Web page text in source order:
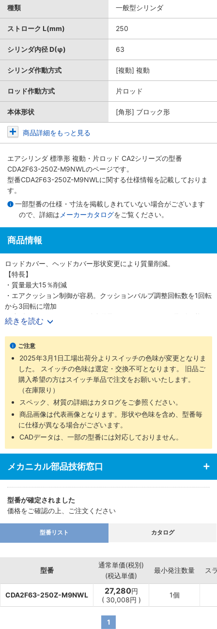
種類 一般型シリンダ
ストローク L(mm) 250
シリンダ内径 D(φ) 63
シリンダ作動方式 [複動] 複動
ロッド作動方式 片ロッド
本体形状 [角形] ブロック形
商品詳細をもっと見る
エアシリンダ 標準形 複動・片ロッド CA2シリーズの型番
CDA2F63-250Z-M9NWLのページです。
型番CDA2F63-250Z-M9NWLに関する仕様情報を記載しておりま
す。
一部型番の仕様・寸法を掲載しきれていない場合がございます
ので、詳細は メーカーカタログをご覧ください。
商品情報
ロッドカバー、ヘッドカバー形状変更により質量削減。
【特長】
・質量最大15％削減
・エアクッション制御が容易。クッションバルブ調整回転数を1回転
から3回転に増加
・小型オートスイッチから耐強磁界オートスイッチまで取付可能
・ロッド先端金具、揺動受け金具付の品番を設定しました
・豊富な取付支持金具
続きを読む
ご注意
2025年3月1日工場出荷分よりスイッチの色味が変更となりま
した。 スイッチの色味は選定・交換不可となります。 旧品ご
購入希望の方はスイッチ単品で注文をお願いいたします。
（在庫限り）
スペック、材質の詳細はカタログをご参照ください。
商品画像は代表画像となります。形状や色味を含め、型番毎
に仕様が異なる場合がございます。
CADデータは、一部の型番には対応しておりません。
メカニカル部品技術窓口
型番が確定されました
価格をご確認の上、ご注文ください
型番リスト カタログ
型番
通常単価(税別)
(税込単価)
最小発注数量 ス
CDA2F63-250Z-M9NWL 27,280円
( 30,008円 )
1個
1